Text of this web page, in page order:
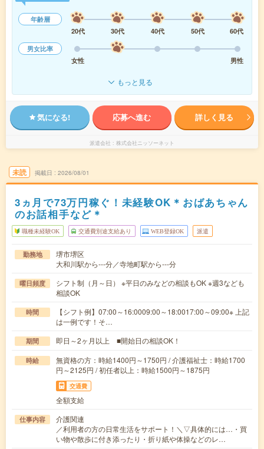
年齢層
20代
30代 40代 50代
60代
男女比率
女性
男性
もっと見る
気になる! 応募へ進む 詳しく見る
派遣会社 株式会社ニッソーネット
未読 掲載日 2026/08/01
3ヵ月で73万円稼ぐ！未経験OK＊おばあちゃん
のお話相手など＊
職種未経験OK 交通費別途支給あり WEB登録OK 派遣
勤務地
堺市堺区
大和川駅から---分／寺地町駅から---分
曜日頻度
シフト制（月～日） ※平日のみなどの相談もOK ※週3なども
相談OK
時間
【シフト例】07:00～16:0009:00～18:0017:00～09:00※ 上記
は一例です！そ…
期間 即日～2ヶ月以上 ■開始日の相談OK！
時給
無資格の方：時給1400円～1750円 / 介護福祉士：時給1700
円～2125円 / 初任者以上：時給1500円～1875円
交通費
全額支給
仕事内容
介護関連
／利用者の方の日常生活をサポート！＼▽具体的には…・買
い物や散歩に付き添ったり・折り紙や体操などのレ…